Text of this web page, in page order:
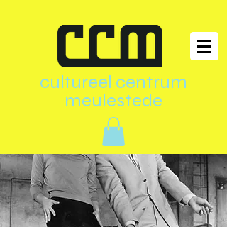
cultureel centrum
meulestede